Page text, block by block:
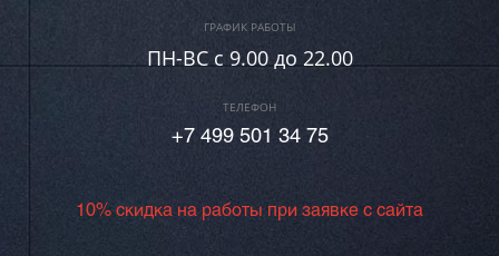
ГРАФИК РАБОТЫ
ПН-ВC c 9.00 до 22.00
ТЕЛЕФОН
+7 499 501 34 75
10% скидка на работы при заявке с сайта